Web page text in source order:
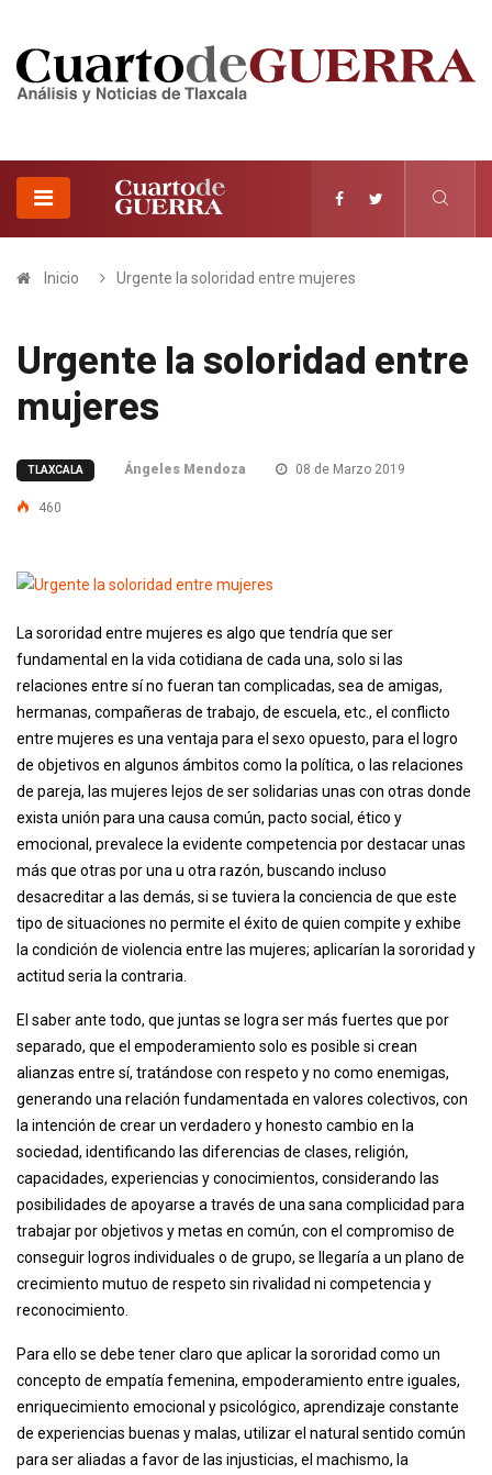
Inicio Urgente la soloridad entre mujeres
Urgente la soloridad entre
mujeres
TLAXCALA Ángeles Mendoza 08 de Marzo 2019
460
La sororidad entre mujeres es algo que tendría que ser
fundamental en la vida cotidiana de cada una, solo si las
relaciones entre sí no fueran tan complicadas, sea de amigas,
hermanas, compañeras de trabajo, de escuela, etc., el conflicto
entre mujeres es una ventaja para el sexo opuesto, para el logro
de objetivos en algunos ámbitos como la política, o las relaciones
de pareja, las mujeres lejos de ser solidarias unas con otras donde
exista unión para una causa común, pacto social, ético y
emocional, prevalece la evidente competencia por destacar unas
más que otras por una u otra razón, buscando incluso
desacreditar a las demás, si se tuviera la conciencia de que este
tipo de situaciones no permite el éxito de quien compite y exhibe
la condición de violencia entre las mujeres; aplicarían la sororidad y
actitud seria la contraria.
El saber ante todo, que juntas se logra ser más fuertes que por
separado, que el empoderamiento solo es posible si crean
alianzas entre sí, tratándose con respeto y no como enemigas,
generando una relación fundamentada en valores colectivos, con
la intención de crear un verdadero y honesto cambio en la
sociedad, identificando las diferencias de clases, religión,
capacidades, experiencias y conocimientos, considerando las
posibilidades de apoyarse a través de una sana complicidad para
trabajar por objetivos y metas en común, con el compromiso de
conseguir logros individuales o de grupo, se llegaría a un plano de
crecimiento mutuo de respeto sin rivalidad ni competencia y
reconocimiento.
Para ello se debe tener claro que aplicar la sororidad como un
concepto de empatía femenina, empoderamiento entre iguales,
enriquecimiento emocional y psicológico, aprendizaje constante
de experiencias buenas y malas, utilizar el natural sentido común
para ser aliadas a favor de las injusticias, el machismo, la